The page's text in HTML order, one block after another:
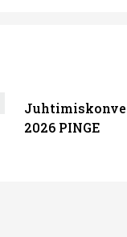
2026 PINGE